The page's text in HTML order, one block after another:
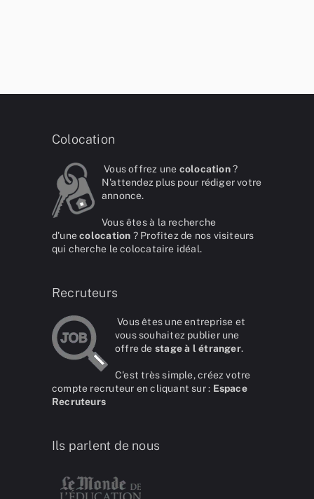
Colocation
Vous offrez une colocation?
N'attendez plus pour rédiger votre
annonce.
Vous êtes à la recherche
d'unecolocation ? Profitez de nos visiteurs
qui cherche le colocataire idéal.
Recruteurs
Vous êtes une entreprise et
vous souhaitez publier une
offre de stage à l étranger.
C'est très simple, créez votre
compte recruteur en cliquant sur : Espace
Recruteurs
Ils parlent de nous